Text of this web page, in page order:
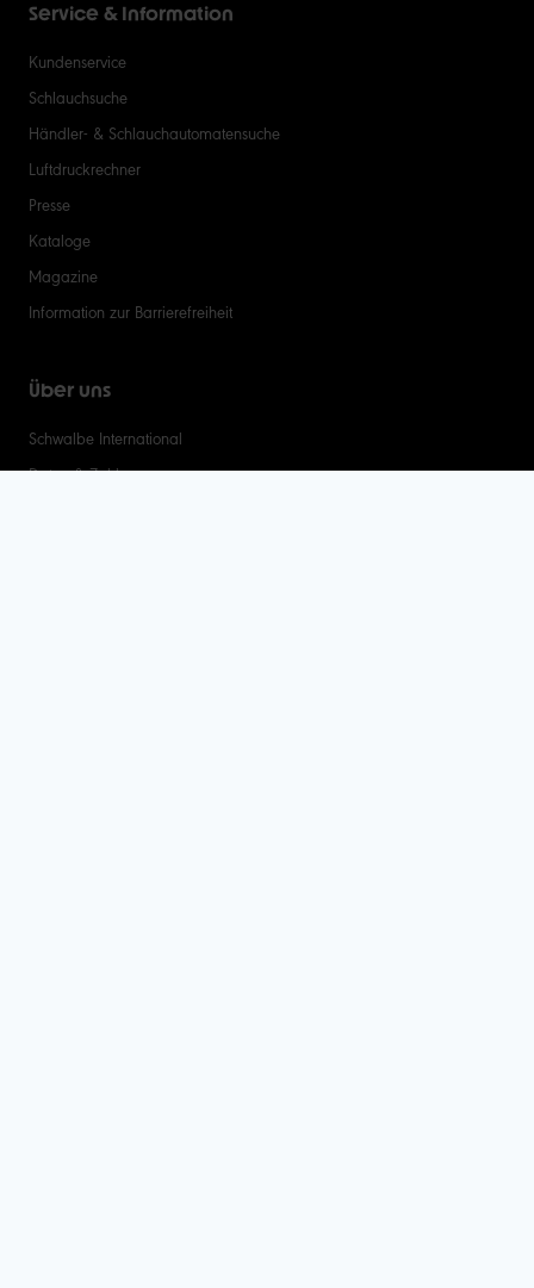
Service & Information
Kundenservice
Schlauchsuche
Händler- & Schlauchautomatensuche
Luftdruckrechner
Presse
Kataloge
Magazine
Information zur Barrierefreiheit
Über uns
Schwalbe International
Daten & Zahlen